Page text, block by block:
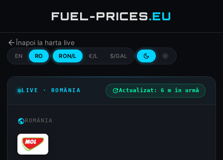
FUEL-PRICES.EU
arrow_backÎnapoi la harta live
EN RO RON/L €/L $/GAL dark_mode light_mode
LIVE · ROMÂNIA updateActualizat: 6 m în urmă
publicROMÂNIA